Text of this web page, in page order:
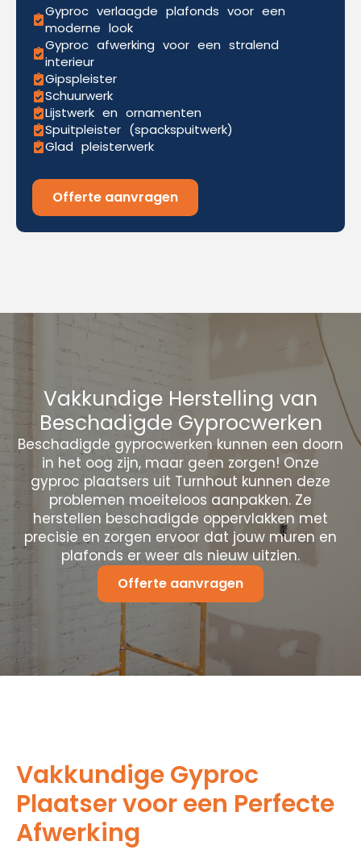
Gyproc verlaagde plafonds voor een
moderne look
Gyproc afwerking voor een stralend
interieur
Gipspleister
Schuurwerk
Lijstwerk en ornamenten
Spuitpleister (spackspuitwerk)
Glad pleisterwerk
Offerte aanvragen
Vakkundige Herstelling van
Beschadigde Gyprocwerken
Beschadigde gyprocwerken kunnen een doorn
in het oog zijn, maar geen zorgen! Onze
gyproc plaatsers uit Turnhout kunnen deze
problemen moeiteloos aanpakken. Ze
herstellen beschadigde oppervlakken met
precisie en zorgen ervoor dat jouw muren en
plafonds er weer als nieuw uitzien.
Offerte aanvragen
Vakkundige Gyproc
Plaatser voor een Perfecte
Afwerking